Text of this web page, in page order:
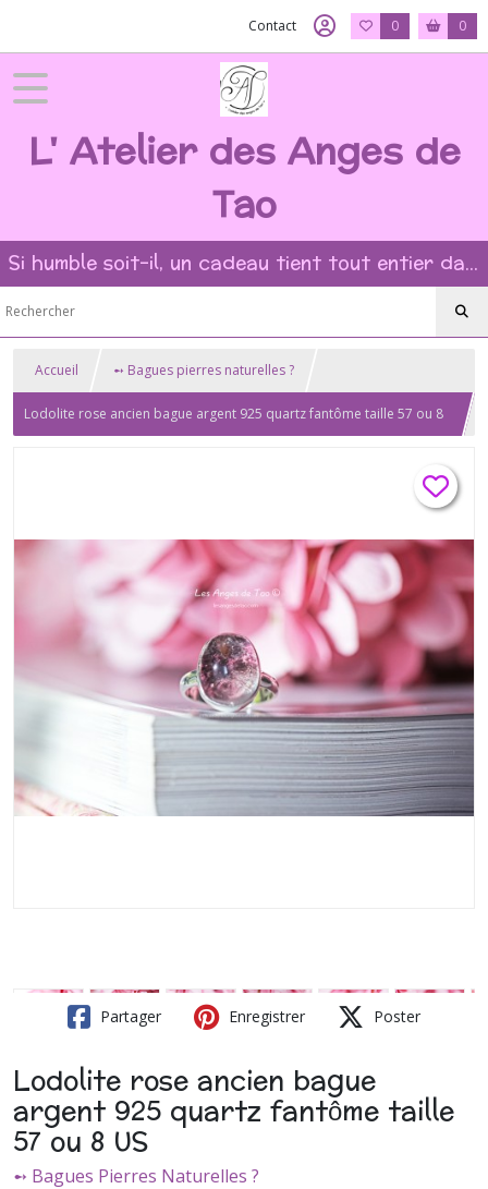
Contact 0 0
L' Atelier des Anges de
Tao
Si humble soit-il, un cadeau tient tout entier dans l'intention et la beauté du geste ?
Accueil ➻ Bagues pierres naturelles ?
Lodolite rose ancien bague argent 925 quartz fantôme taille 57 ou 8
Partager Enregistrer Poster
Lodolite rose ancien bague
argent 925 quartz fantôme taille
57 ou 8 US
➻ Bagues Pierres Naturelles ?